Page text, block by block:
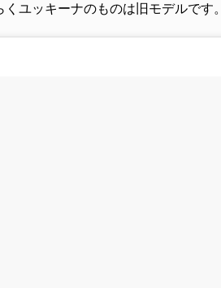
くユッキーナのものは旧モデルです。